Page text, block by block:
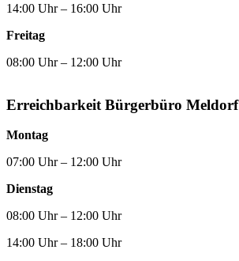
14:00 Uhr – 16:00 Uhr
Freitag
08:00 Uhr – 12:00 Uhr
Erreichbarkeit Bürgerbüro Meldorf
Montag
07:00 Uhr – 12:00 Uhr
Dienstag
08:00 Uhr – 12:00 Uhr
14:00 Uhr – 18:00 Uhr